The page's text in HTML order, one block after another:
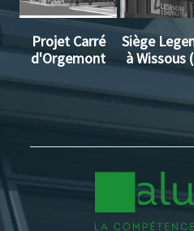
Projet Carré
d'Orgemont
Siège
à Wissous